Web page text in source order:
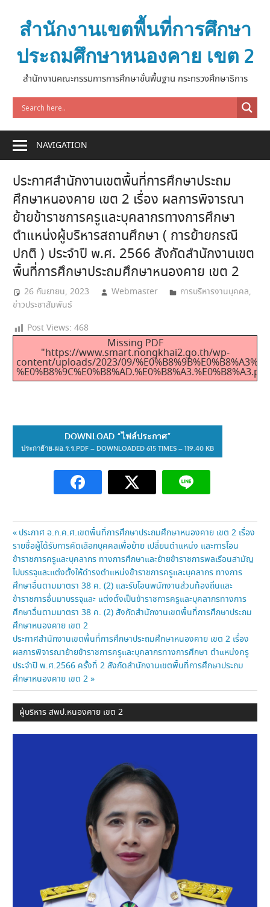
contentสำนักงานเขตพื้นที่การศึกษา
ประถมศึกษาหนองคาย เขต 2
สำนักงานคณะกรรมการการศึกษาขั้นพื้นฐาน กระทรวงศึกษาธิการ
NAVIGATION
ประกาศสำนักงานเขตพื้นที่การศึกษาประถม
ศึกษาหนองคาย เขต 2 เรื่อง ผลการพิจารณา
ย้ายข้าราชการครูและบุคลากรทางการศึกษา
ตำแหน่งผู้บริหารสถานศึกษา ( การย้ายกรณี
ปกติ ) ประจำปี พ.ศ. 2566 สังกัดสำนักงานเขต
พื้นที่การศึกษาประถมศึกษาหนองคาย เขต 2
26 กันยายน, 2023 Webmaster การบริหารงานบุคคล,
ข่าวประชาสัมพันธ์
Post Views: 468
Missing PDF
"https://www.smart.nongkhai2.go.th/wp-
content/uploads/2023/09/
DOWNLOAD “ไฟล์ประกาศ”
ประกาย้าย-ผอ.ร.ร.PDF – DOWNLOADED 615 TIMES – 119.40 KB
แนะแนว
เรื่อง
Previous
Post:
ประกาศ อ.ก.ค.ศ.เขตพื้นที่การศึกษาประถมศึกษาหนองคาย เขต 2 เรื่อง
รายชื่อผู้ได้รับการคัดเลือกบุคคลเพื่อย้าย เปลี่ยนตำแหน่ง และการโอน
ข้าราชการครูและบุคลากร ทางการศึกษาและย้ายข้าราชการพลเรือนสามัญ
ไปบรรจุและแต่งตั้งให้ดำรงตำแหน่งข้าราชการครูและบุคลากร ทางการ
ศึกษาอื่นตามมาตรา 38 ค. (2) และรับโอนพนักงานส่วนท้องถิ่นและ
ข้าราชการอื่นมาบรรจุและ แต่งตั้งเป็นข้าราชการครูและบุคลากรทางการ
ศึกษาอื่นตามมาตรา 38 ค. (2) สังกัดสำนักงานเขตพื้นที่การศึกษาประถม
ศึกษาหนองคาย เขต 2
Next
Post:
ประกาศสำนักงานเขตพื้นที่การศึกษาประถมศึกษาหนองคาย เขต 2 เรื่อง
ผลการพิจารณาย้ายข้าราชการครูและบุคลากรทางการศึกษา ตำแหน่งครู
ประจำปี พ.ศ.2566 ครั้งที่ 2 สังกัดสำนักงานเขตพื้นที่การศึกษาประถม
ศึกษาหนองคาย เขต 2
ผู้บริหาร สพป.หนองคาย เขต 2